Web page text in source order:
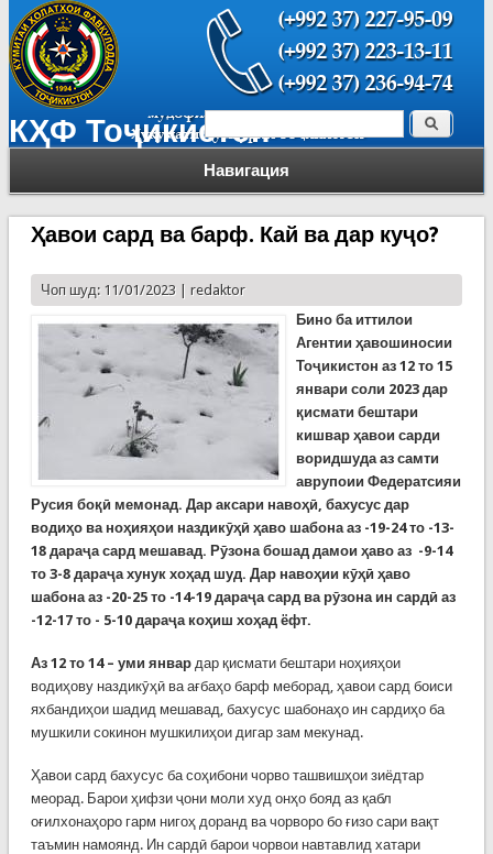
КҲФ Тоҷикистон
Навигация
Форма поиска Поиск
Ҳавои сард ва барф. Кай ва дар куҷо?
Чоп шуд: 11/01/2023 | redaktor
Бино ба иттилои
Агентии ҳавошиносии
Тоҷикистон аз 12 то 15
январи соли 2023дар
қисмати бештари
кишвар ҳавои сарди
воридшуда аз самти
аврупоии Федератсияи
Русия боқӣ мемонад. Дар аксари навоҳӣ, бахусус дар
водиҳо ва ноҳияҳои наздикӯҳӣ ҳаво шабона аз-19-24то-13-
18 дараҷа сард мешавад. Рӯзона бошад дамои ҳаво аз -9-14
то 3-8 дараҷа хунук хоҳад шуд. Дар навоҳии кӯҳӣ ҳаво
шабона аз -20-25 то -14-19дараҷа сард ва рӯзона ин сардӣ аз
-12-17 то - 5-10 дараҷа коҳиш хоҳад ёфт.
Аз 12 то 14 – уми январдар қисмати бештари ноҳияҳои
водиҳову наздикӯҳӣ ва ағбаҳо барф меборад, ҳавои сард боиси
яхбандиҳои шадид мешавад, бахусус шабонаҳо ин сардиҳо ба
мушкили сокинон мушкилиҳои дигар зам мекунад.
Ҳавои сард бахусус ба соҳибони чорво ташвишҳои зиёдтар
меорад. Барои ҳифзи ҷони моли худ онҳо бояд аз қабл
оғилхонаҳоро гарм нигоҳ доранд ва чорворо бо ғизо сари вақт
таъмин намоянд. Ин сардӣ барои чорвои навтавлид хатари